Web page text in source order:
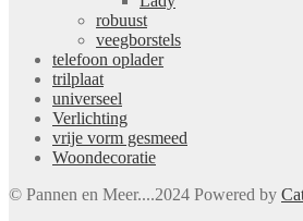
robuust
veegborstels
telefoon oplader
trilplaat
universeel
Verlichting
vrije vorm gesmeed
Woondecoratie
© Pannen en Meer....2024 Powered by